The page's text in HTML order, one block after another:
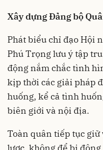
Xây dựng Đảng bộ
Phát biểu chỉ đạo Hội
Phú Trọng lưu ý tập
động nắm chắc tình
kịp thời các giải pháp
huống, kể cả tình
biên giới và nội địa.
Toàn quân tiếp tục